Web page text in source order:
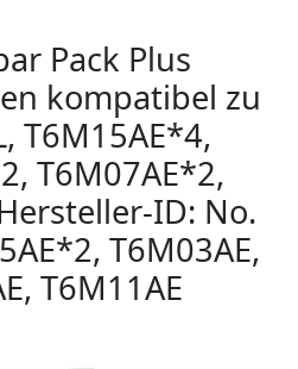
Pack Plus
kompatibel zu
T6M15AE*4,
T6M07AE*2,
ID: No.
T6M03AE,
T6M11AE